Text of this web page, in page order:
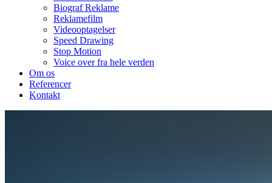
Biograf Reklame
Reklamefilm
Videooptagelser
Speed Drawing
Stop Motion
Voice over fra hele verden
Om os
Referencer
Kontakt